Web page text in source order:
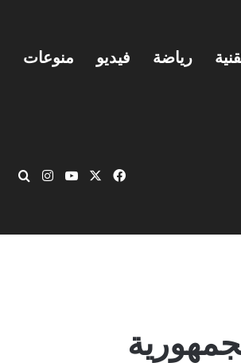
رياضة فيديو منوعات
فيسبوك ‫YouTube